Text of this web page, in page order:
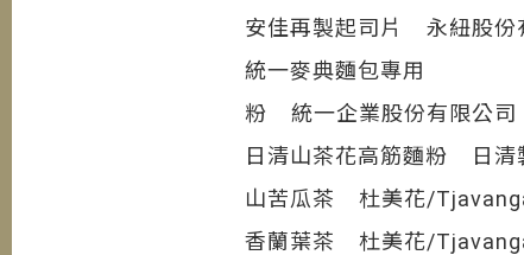
安佳再製起司片 永紐股
統一麥典麵包專用
粉 統一企業股份有限公
日清山茶花高筋麵粉 日
山苦瓜茶 杜美花/
香蘭葉茶 杜美花/